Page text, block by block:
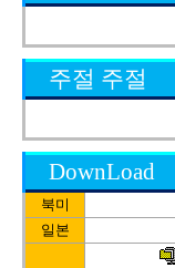
주절 주절
DownLoad
북미
일본